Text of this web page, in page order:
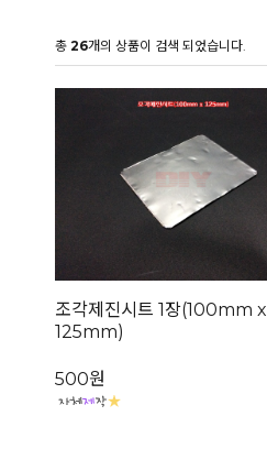
총 26개의 상품이 검색 되었습니다.
조각제진시트 1장(100mm x
125mm)
500원